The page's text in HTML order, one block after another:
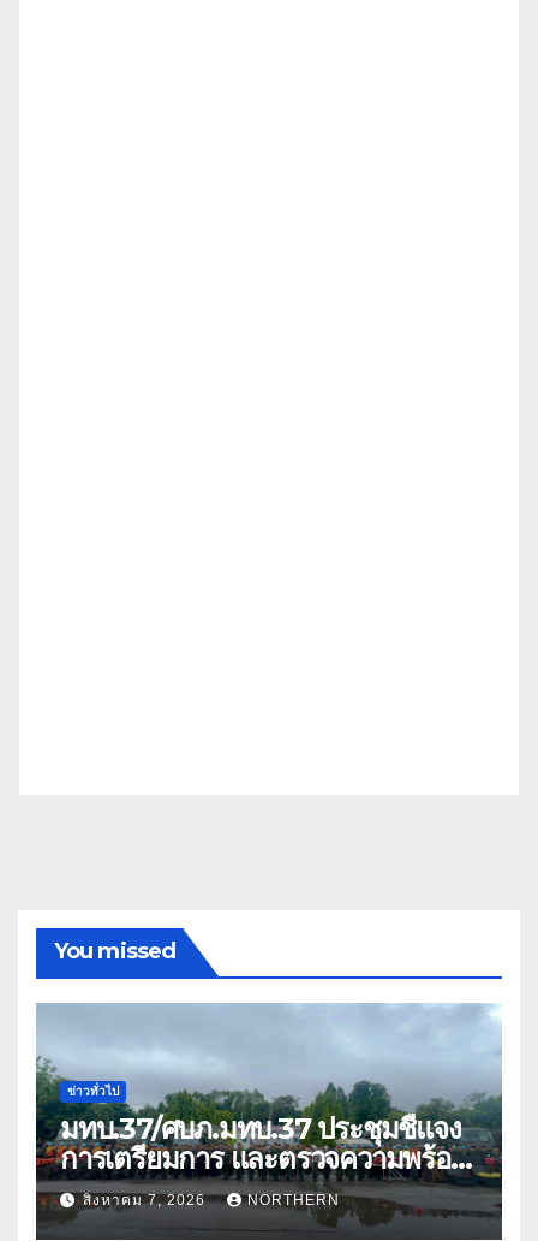
You missed
ข่าวทั่วไป
มทบ.37/ศบภ.มทบ.37 ประชุมชี้แจง
การเตรียมการ และตรวจความพร้อม
ด้านการบรรเทาสาธารณภัย
สิงหาคม 7, 2026 NORTHERN